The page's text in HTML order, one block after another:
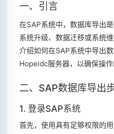
一、引言
在SAP系统中，数据库导出
系统升级、数据迁移或系统
介绍如何在SAP系统中导出
Hopeidc服务器，以确保操作
二、SAP数据库导出
1. 登录SAP系统
首先，使用具有足够权限的用